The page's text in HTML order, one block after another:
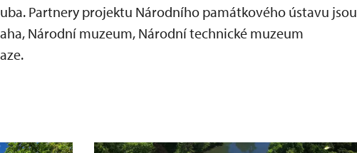
Partnery projektu Národního památkového ústavu jsou
Národní muzeum, Národní technické muzeum